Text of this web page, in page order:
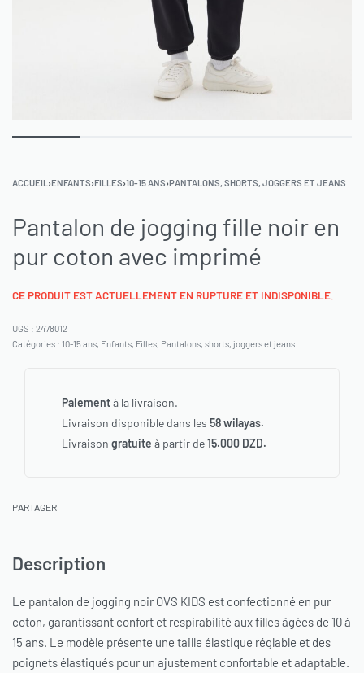
ACCUEIL ›ENFANTS›FILLES›10-15 ANS›PANTALONS, SHORTS, JOGGERS ET JEANS
Pantalon de jogging fille noir en
pur coton avec imprimé
CE PRODUIT EST ACTUELLEMENT EN RUPTURE ET INDISPONIBLE.
2478012
Catégories : 10-15 ans, Enfants, Filles, Pantalons, shorts, joggers et jeans
Paiementà la livraison.
Livraison disponible dans les 58 wilayas.
Livraison gratuite à partir de15.000 DZD.
PARTAGER
Description
Le pantalon de jogging noir OVS KIDS est confectionné en pur
coton, garantissant confort et respirabilité aux filles âgées de 10 à
15 ans. Le modèle présente une taille élastique réglable et des
poignets élastiqués pour un ajustement confortable et adaptable.